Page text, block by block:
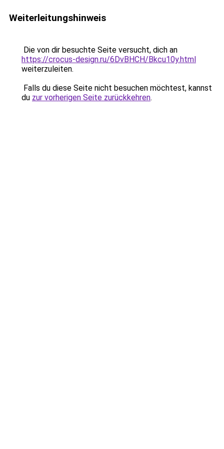
Weiterleitungshinweis
Die von dir besuchte Seite versucht, dich an
https://crocus-design.ru/6DvBHCH/Bkcu10y.html
weiterzuleiten.
Falls du diese Seite nicht besuchen möchtest, kannst
du zur vorherigen Seite zurückkehren.